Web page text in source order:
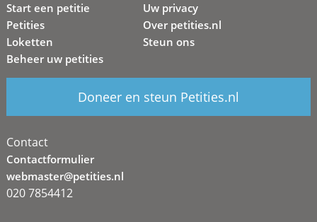
Start een petitie
Petities
Loketten
Beheer uw petities
Uw privacy
Over petities.nl
Steun ons
Doneer en steun Petities.nl
Contact
Contactformulier
webmaster@petities.nl
020 7854412